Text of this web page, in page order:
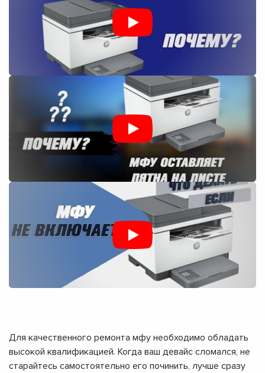
Для качественного ремонта мфу необходимо обладать
высокой квалификацией. Когда ваш девайс сломался, не
старайтесь самостоятельно его починить, лучше сразу